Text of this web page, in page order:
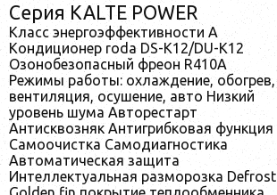
Серия KALTE POWER
Класс энергоэффективности A
Кондиционер roda DS-K12/DU-K12
Озонобезопасный фреон R410A
Режимы работы: охлаждение, обогрев,
вентиляция, осушение, авто Низкий
уровень шума Авторестарт
Антисквозняк Антигрибковая функция
Самоочистка Самодиагностика
Автоматическая защита
Интеллектуальная разморозка Defrost